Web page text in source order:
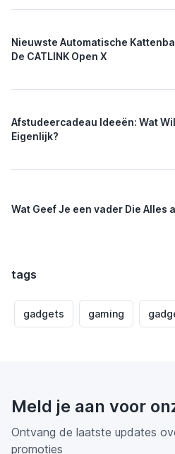
Nieuwste Automatische
De CATLINK Open X
Afstudeercadeau Ideeën: Wat
Eigenlijk?
Wat Geef Je een vader Die Alles
tags
gadgets gaming
Meld je aan voor
Ontvang de laatste updates
promoties